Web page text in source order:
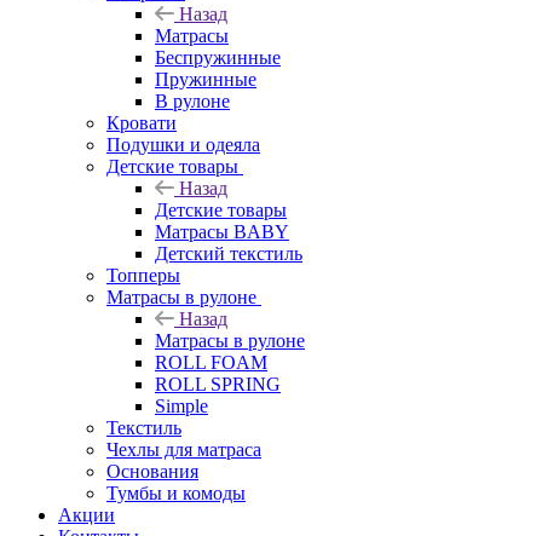
Назад
Матрасы
Беспружинные
Пружинные
В рулоне
Кровати
Подушки и одеяла
Детские товары
Назад
Детские товары
Матрасы BABY
Детский текстиль
Топперы
Матрасы в рулоне
Назад
Матрасы в рулоне
ROLL FOAM
ROLL SPRING
Simple
Текстиль
Чехлы для матраса
Основания
Тумбы и комоды
Акции